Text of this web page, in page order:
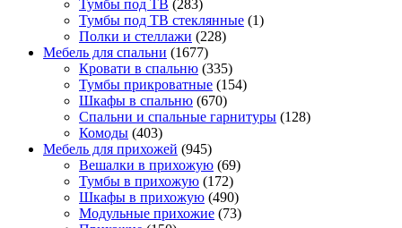
Тумбы под ТВ (283)
Тумбы под ТВ стеклянные (1)
Полки и стеллажи (228)
Мебель для спальни (1677)
Кровати в спальню (335)
Тумбы прикроватные (154)
Шкафы в спальню (670)
Спальни и спальные гарнитуры (128)
Комоды (403)
Мебель для прихожей (945)
Вешалки в прихожую (69)
Тумбы в прихожую (172)
Шкафы в прихожую (490)
Модульные прихожие (73)